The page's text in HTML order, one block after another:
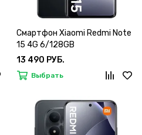
Смартфон Xiaomi Redmi Note
15 4G 6/128GB
13 490 РУБ.
Выбрать